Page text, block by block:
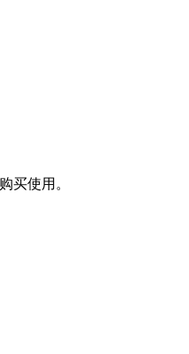
买使用。